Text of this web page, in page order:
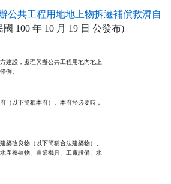
公共工程用地地上物拆遷補償救濟自
國 100 年 10 月 19 日 公發布)
建設，處理興辦公共工程用地內地上
例。
（以下簡稱本府）。本府於必要時，
築改良物（以下簡稱合法建築物）、
產養殖物、農業機具、工廠設備、水